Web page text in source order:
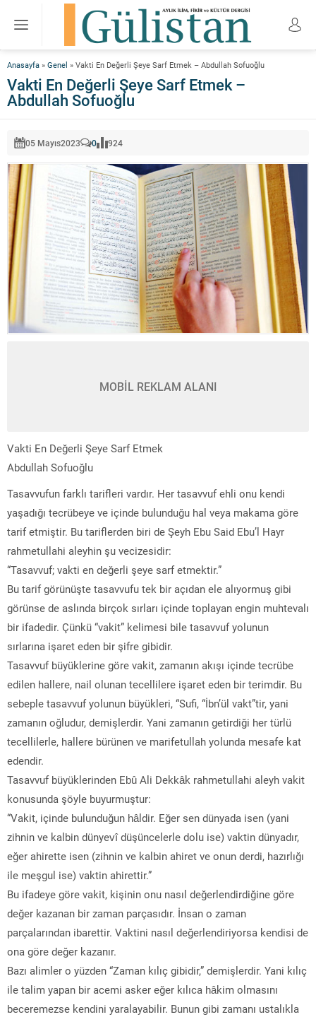
Anasayfa » Genel » Vakti En Değerli Şeye Sarf Etmek – Abdullah Sofuoğlu
Vakti En Değerli Şeye Sarf Etmek –
Abdullah Sofuoğlu
05 Mayıs2023 0 924
MOBİL REKLAM ALANI
Vakti En Değerli Şeye Sarf Etmek
Abdullah Sofuoğlu
Tasavvufun farklı tarifleri vardır. Her tasavvuf ehli onu kendi
yaşadığı tecrübeye ve içinde bulunduğu hal veya makama göre
tarif etmiştir. Bu tariflerden biri de Şeyh Ebu Said Ebu’l Hayr
rahmetullahi aleyhin şu vecizesidir:
“Tasavvuf; vakti en değerli şeye sarf etmektir.”
Bu tarif görünüşte tasavvufu tek bir açıdan ele alıyormuş gibi
görünse de aslında birçok sırları içinde toplayan engin muhtevalı
bir ifadedir. Çünkü “vakit” kelimesi bile tasavvuf yolunun
sırlarına işaret eden bir şifre gibidir.
Tasavvuf büyüklerine göre vakit, zamanın akışı içinde tecrübe
edilen hallere, nail olunan tecellilere işaret eden bir terimdir. Bu
sebeple tasavvuf yolunun büyükleri, “Sufi, “İbn’ül vakt”tir, yani
zamanın oğludur, demişlerdir. Yani zamanın getirdiği her türlü
tecellilerle, hallere bürünen ve marifetullah yolunda mesafe kat
edendir.
Tasavvuf büyüklerinden Ebû Ali Dekkâk rahmetullahi aleyh vakit
konusunda şöyle buyurmuştur:
“Vakit, içinde bulunduğun hâldir. Eğer sen dünyada isen (yani
zihnin ve kalbin dünyevî düşüncelerle dolu ise) vaktin dünyadır,
eğer ahirette isen (zihnin ve kalbin ahiret ve onun derdi, hazırlığı
ile meşgul ise) vaktin ahirettir.”
Bu ifadeye göre vakit, kişinin onu nasıl değerlendirdiğine göre
değer kazanan bir zaman parçasıdır. İnsan o zaman
parçalarından ibarettir. Vaktini nasıl değerlendiriyorsa kendisi de
ona göre değer kazanır.
Bazı alimler o yüzden “Zaman kılıç gibidir,” demişlerdir. Yani kılıç
ile talim yapan bir acemi asker eğer kılıca hâkim olmasını
beceremezse kendini yaralayabilir. Bunun gibi zamanı ustalıkla